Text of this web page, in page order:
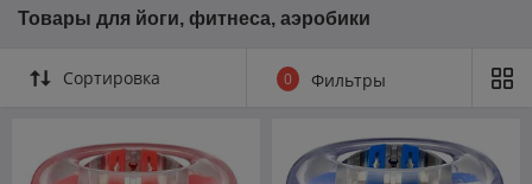
Товары для йоги, фитнеса, аэробики
Сортировка 0 Фильтры